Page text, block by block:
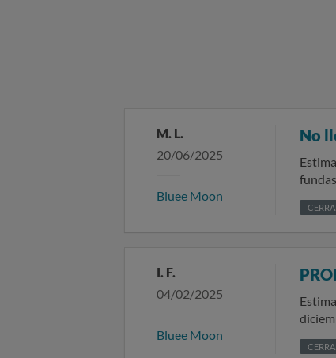
M. L.
20/06/2025
Bluee Moon
No
Estimados/as señores/as:
fundas de sofá y cuatro
confirmación
I. F.
04/02/2025
Bluee Moon
Estimados/as señores/as:
Llevo